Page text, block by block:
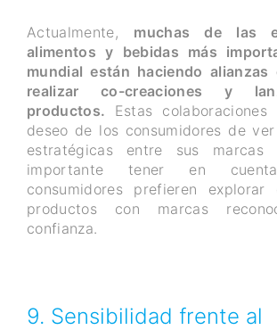
Actualmente, muchas de las
alimentos y bebidas más
mundial están haciendo
realizar co-creaciones y
productos. Estas
deseo de los consumidores de
estratégicas entre sus marcas
importante tener en
consumidores prefieren
productos con marcas
confianza.
9. Sensibilidad frente al